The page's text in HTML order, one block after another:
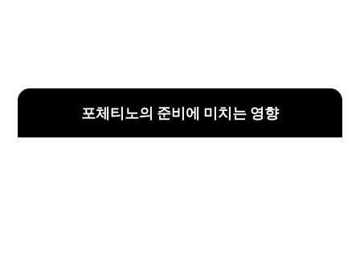
포체티노의 준비에 미치는 영향